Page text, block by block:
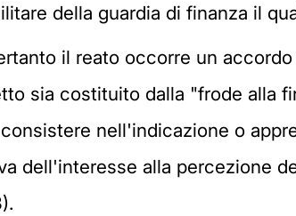
della guardia di finanza il
il reato occorre un
sia costituito dalla "frode alla
nell'indicazione o
dell'interesse alla percezione